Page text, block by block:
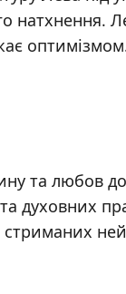
натхнення.
та любов
духовних